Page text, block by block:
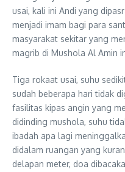
usai, kali ini Andi yang
menjadi imam bagi para
masyarakat sekitar yang
magrib di Mushola Al Amin
Tiga rokaat usai, suhu
sudah beberapa hari tidak
fasilitas kipas angin yang
didinding mushola, suhu
ibadah apa lagi
didalam ruangan yang
delapan meter, doa